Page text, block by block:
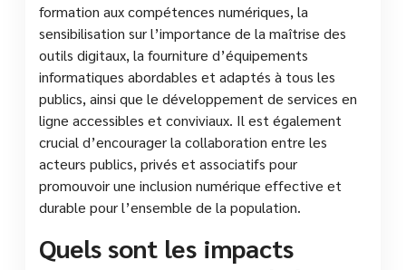
formation aux compétences numériques, la
sensibilisation sur l’importance de la maîtrise des
outils digitaux, la fourniture d’équipements
informatiques abordables et adaptés à tous les
publics, ainsi que le développement de services en
ligne accessibles et conviviaux. Il est également
crucial d’encourager la collaboration entre les
acteurs publics, privés et associatifs pour
promouvoir une inclusion numérique effective et
durable pour l’ensemble de la population.
Quels sont les impacts